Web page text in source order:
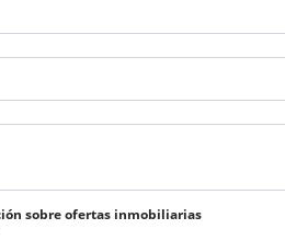
sobre ofertas inmobiliarias